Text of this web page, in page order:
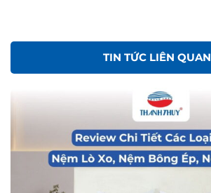
TIN TỨC LIÊN QUAN